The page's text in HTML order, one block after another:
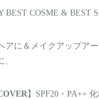
BEST COSME & BEST
アに＆メイクアップア
】SPF20・PA++